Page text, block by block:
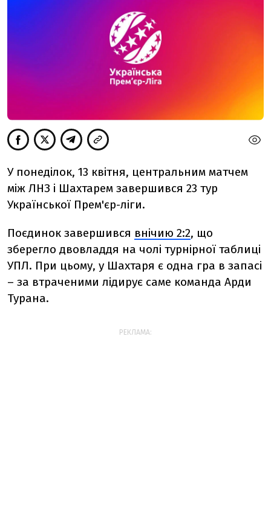
У понеділок, 13 квітня, центральним матчем
між ЛНЗ і Шахтарем завершився 23 тур
Української Прем'єр-ліги.
Поєдинок завершився внічию 2:2, що
зберегло двовладдя на чолі турнірної таблиці
УПЛ. При цьому, у Шахтаря є одна гра в запасі
– за втраченими лідирує саме команда Арди
Турана.
РЕКЛАМА: